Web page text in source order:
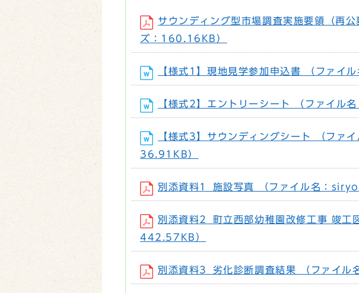
サウンディング型市場調査実施要領（再
ズ：160.16KB）
【様式1】現地見学参加申込書 （ファ
【様式2】エントリーシート （ファイ
【様式3】サウンディングシート （フ
36.91KB）
別添資料1_施設写真 （ファイル名：
別添資料2_町立西部幼稚園改修工事 竣
442.57KB）
別添資料3_劣化診断調査結果 （ファイ